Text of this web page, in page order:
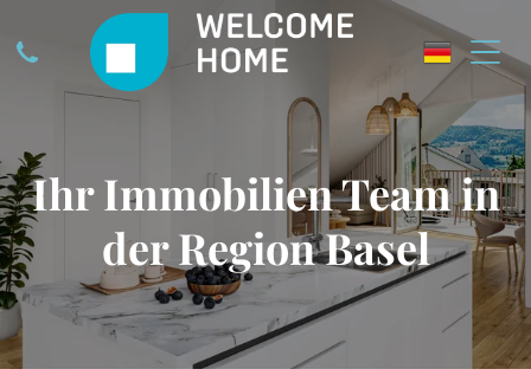
Ihr Immobilien Team in
der Region Basel